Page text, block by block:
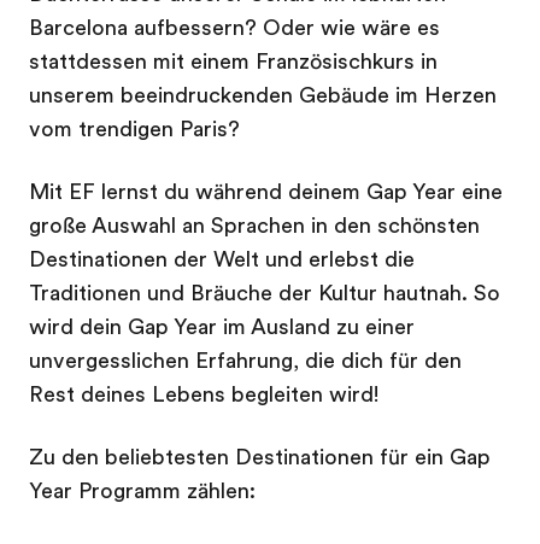
Barcelona aufbessern? Oder wie wäre es
stattdessen mit einem Französischkurs in
unserem beeindruckenden Gebäude im Herzen
vom trendigen Paris?
Mit EF lernst du während deinem Gap Year eine
große Auswahl an Sprachen in den schönsten
Destinationen der Welt und erlebst die
Traditionen und Bräuche der Kultur hautnah. So
wird dein Gap Year im Ausland zu einer
unvergesslichen Erfahrung, die dich für den
Rest deines Lebens begleiten wird!
Zu den beliebtesten Destinationen für ein Gap
Year Programm zählen: